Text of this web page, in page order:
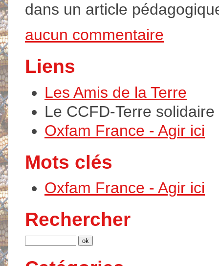
dans un article
aucun commentaire
Liens
Les Amis de la Terre
Le CCFD-Terre solidaire
Oxfam France - Agir ici
Mots clés
Oxfam France - Agir ici
Rechercher